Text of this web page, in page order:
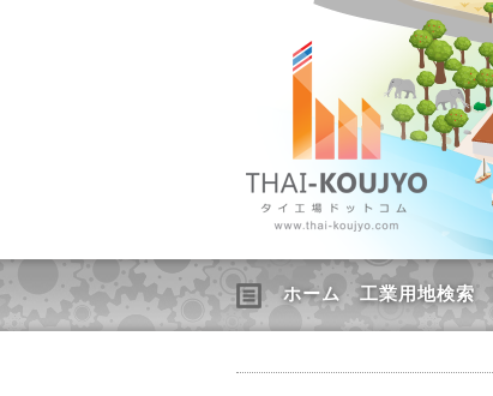
ホーム 工業用地検索